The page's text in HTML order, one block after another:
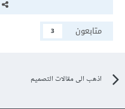
متابعون
3
اذهب الى مقالات التصميم